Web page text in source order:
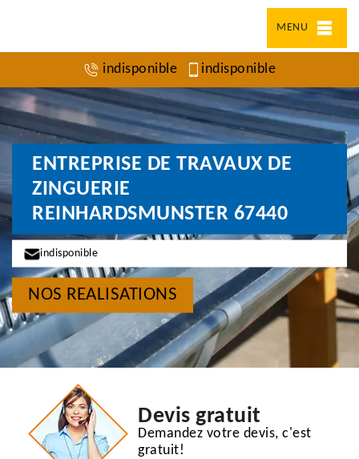
MENU
indisponible indisponible
ENTREPRISE DE TRAVAUX DE
ZINGUERIE
REINHARDSMUNSTER 67440
indisponible
NOS REALISATIONS
Devis gratuit
Demandez votre devis, c'est
gratuit!